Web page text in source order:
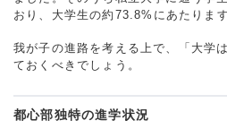
おり、大学生の約73.8%にあたります
我が子の進路を考える上で、「大学
ておくべきでしょう。
都心部独特の進学状況